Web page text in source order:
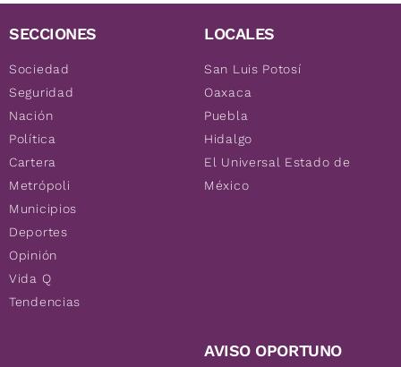
SECCIONES
Sociedad
Seguridad
Nación
Política
Cartera
Metrópoli
Municipios
Deportes
Opinión
Vida Q
Tendencias
LOCALES
San Luis Potosí
Oaxaca
Puebla
Hidalgo
El Universal Estado de
México
AVISO OPORTUNO